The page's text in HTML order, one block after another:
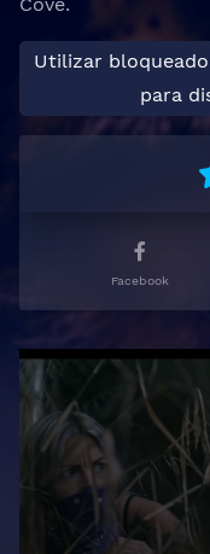
Utilizar
para
Facebook